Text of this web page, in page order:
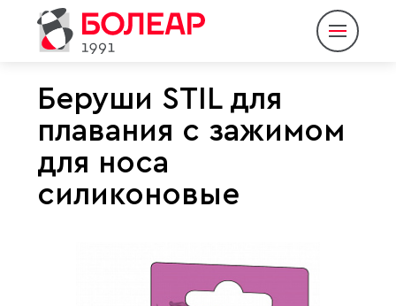
О компании
Продукция
Беруши STIL для
плавания с зажимом
для носа
силиконовые